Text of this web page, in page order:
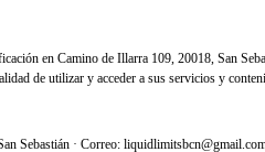
en Camino de Illarra 109, 20018, San
de utilizar y acceder a sus servicios y
Sebastián · Correo: